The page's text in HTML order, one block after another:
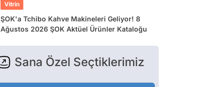
Vitrin
ŞOK'a Tchibo Kahve Makineleri Geliyor! 8
Ağustos 2026 ŞOK Aktüel Ürünler Kataloğu
Sana Özel Seçtiklerimiz